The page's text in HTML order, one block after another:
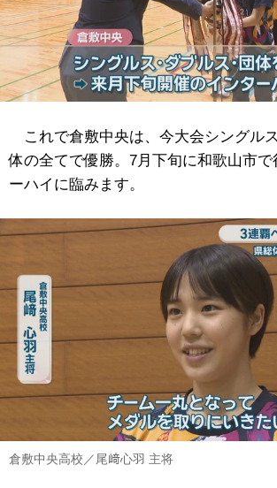
これで倉敷中央は、今大会シングル
体の全てで優勝。7月下旬に和歌山市で
ーハイに臨みます。
倉敷中央高校／尾﨑心羽 主将